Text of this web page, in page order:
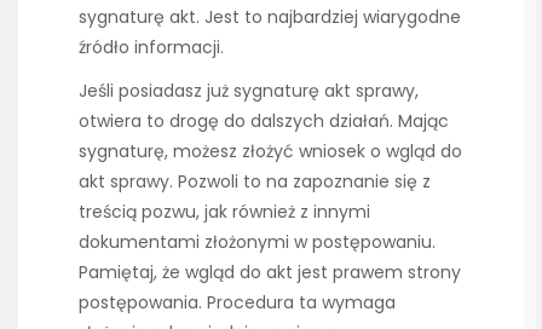
sygnaturę akt. Jest to najbardziej wiarygodne
źródło informacji.
Jeśli posiadasz już sygnaturę akt sprawy,
otwiera to drogę do dalszych działań. Mając
sygnaturę, możesz złożyć wniosek o wgląd do
akt sprawy. Pozwoli to na zapoznanie się z
treścią pozwu, jak również z innymi
dokumentami złożonymi w postępowaniu.
Pamiętaj, że wgląd do akt jest prawem strony
postępowania. Procedura ta wymaga